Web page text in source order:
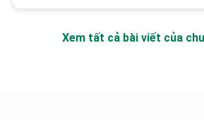
Xem tất cả bài viết của